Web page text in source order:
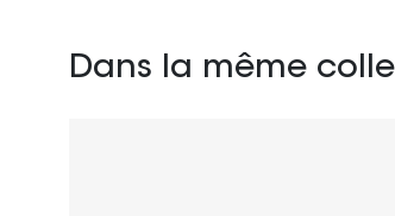
Dans la même